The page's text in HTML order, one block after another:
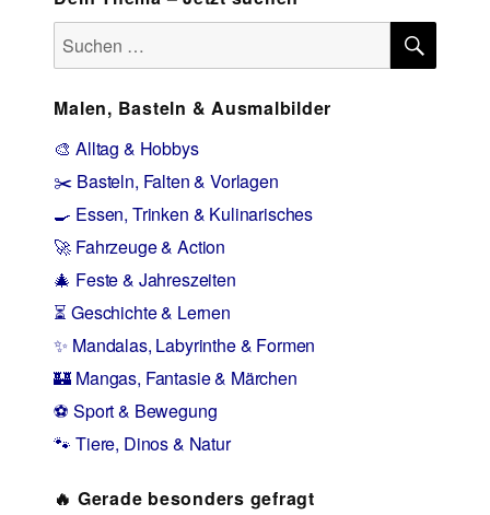
Suchen
nach:
Malen, Basteln & Ausmalbilder
🎨 Alltag & Hobbys
✂️ Basteln, Falten & Vorlagen
🍳 Essen, Trinken & Kulinarisches
🚀 Fahrzeuge & Action
🎄 Feste & Jahreszeiten
⏳ Geschichte & Lernen
✨ Mandalas, Labyrinthe & Formen
🏰 Mangas, Fantasie & Märchen
⚽ Sport & Bewegung
🐾 Tiere, Dinos & Natur
🔥 Gerade besonders gefragt